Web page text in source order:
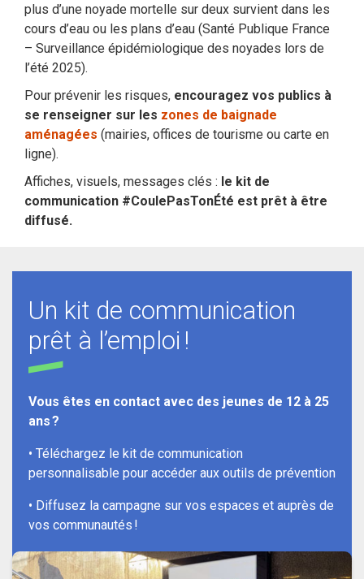
plus d’une noyade mortelle sur deux survient dans les
cours d’eau ou les plans d’eau (Santé Publique France
– Surveillance épidémiologique des noyades lors de
l’été 2025).
Pour prévenir les risques, encouragez vos publics à
se renseigner sur les zones de baignade
aménagées (mairies, offices de tourisme ou carte en
ligne).
Affiches, visuels, messages clés : le kit de
communication #CoulePasTonÉté est prêt à être
diffusé.
Un kit de communication
prêt à l’emploi !
Vous êtes en contact avec des jeunes de 12 à 25
ans ?
• Téléchargez le kit de communication
personnalisable pour accéder aux outils de prévention
• Diffusez la campagne sur vos espaces et auprès de
vos communautés !